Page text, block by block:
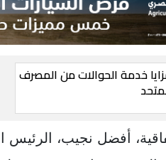
خدمة الحوالات من المصرف